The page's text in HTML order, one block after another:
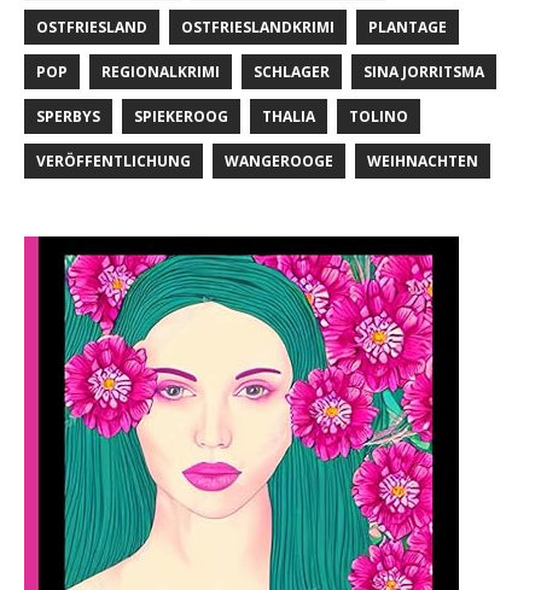
OSTFRIESLAND OSTFRIESLANDKRIMI PLANTAGE
POP REGIONALKRIMI SCHLAGER SINA JORRITSMA
SPERBYS SPIEKEROOG THALIA TOLINO
VERÖFFENTLICHUNG WANGEROOGE WEIHNACHTEN